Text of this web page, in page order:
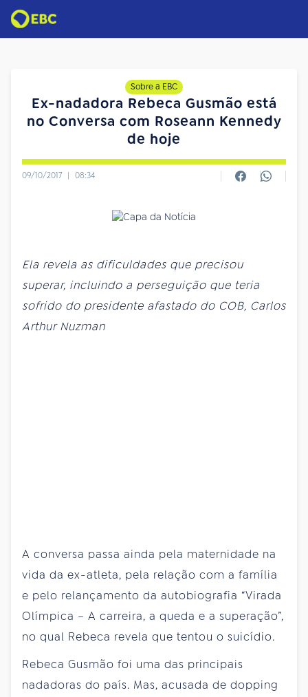
Sobre a EBC
Ex-nadadora Rebeca Gusmão está
no Conversa com Roseann Kennedy
de hoje
09/10/2017 | 08:34
Ela revela as dificuldades que precisou
superar, incluindo a perseguição que teria
sofrido do presidente afastado do COB, Carlos
Arthur Nuzman
A conversa passa ainda pela maternidade na
vida da ex-atleta, pela relação com a família
e pelo relançamento da autobiografia “Virada
Olímpica – A carreira, a queda e a superação”,
no qual Rebeca revela que tentou o suicídio.
Rebeca Gusmão foi uma das principais
nadadoras do país. Mas, acusada de dopping